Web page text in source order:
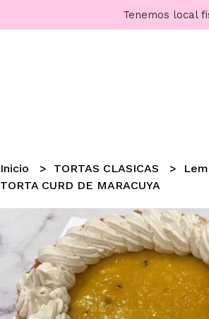
Tenemos local
Inicio TORTAS CLASICAS
TORTA CURD DE MARACUYA